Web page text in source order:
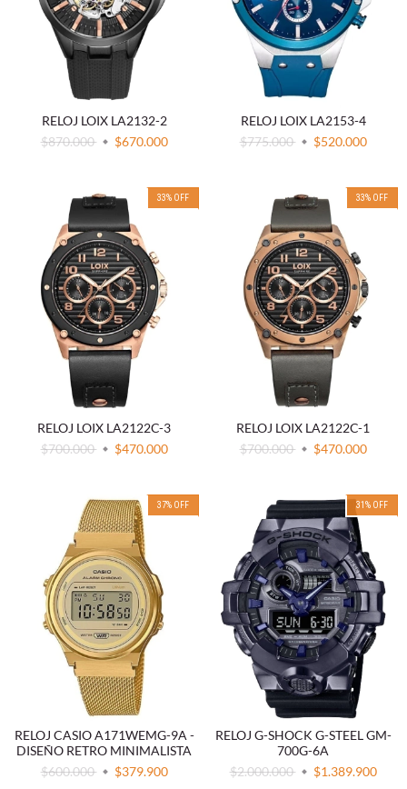
RELOJ LOIX LA2132-2
$870.000
$670.000
RELOJ LOIX LA2153-4
$775.000
$520.000
33% OFF
RELOJ LOIX LA2122C-3
$700.000
$470.000
33% OFF
RELOJ LOIX LA2122C-1
$700.000
$470.000
37% OFF
RELOJ CASIO A171WEMG-9A -
DISEÑO RETRO MINIMALISTA
$600.000
$379.900
31 % OFF
RELOJ G-SHOCK G-STEEL GM-
700G-6A
$2.000.000
$1.389.900